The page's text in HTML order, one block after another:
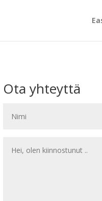
Ota yhteyttä